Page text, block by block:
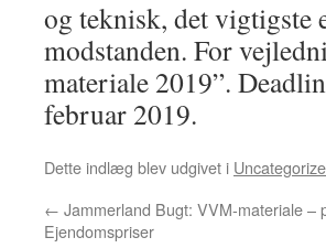
og teknisk, det vigtigste
modstanden. For
materiale 2019”.
februar 2019.
Dette indlæg blev udgivet i
← Jammerland Bugt: VVM-materiale –
Ejendomspriser